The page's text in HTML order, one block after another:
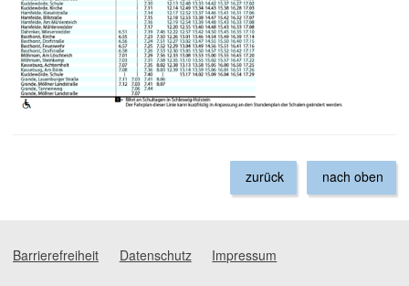
zurück nach oben
Barrierefreiheit Datenschutz Impressum